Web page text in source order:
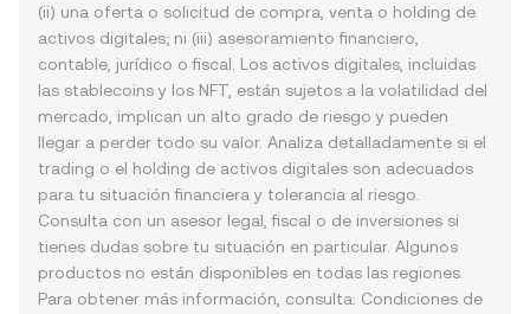
(ii) una oferta o solicitud de compra, venta o holding de
activos digitales; ni (iii) asesoramiento financiero,
contable, jurídico o fiscal. Los activos digitales, incluidas
las stablecoins y los NFT, están sujetos a la volatilidad del
mercado, implican un alto grado de riesgo y pueden
llegar a perder todo su valor. Analiza detalladamente si el
trading o el holding de activos digitales son adecuados
para tu situación financiera y tolerancia al riesgo.
Consulta con un asesor legal, fiscal o de inversiones si
tienes dudas sobre tu situación en particular. Algunos
productos no están disponibles en todas las regiones.
Para obtener más información, consulta: Condiciones de